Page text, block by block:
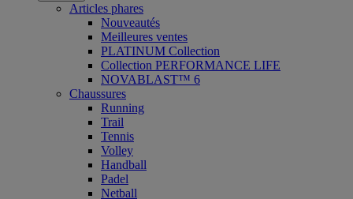
Articles phares
Nouveautés
Meilleures ventes
PLATINUM Collection
Collection PERFORMANCE LIFE
NOVABLAST™ 6
Chaussures
Running
Trail
Tennis
Volley
Handball
Padel
Netball